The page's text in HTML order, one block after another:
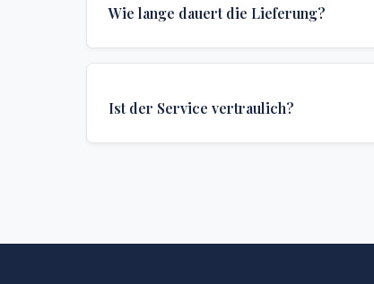
Authentifizierungen, die für offizielle
Wie lange dauert die Lieferung?
Lieferzeit hängt von Ihrem Standort und
Ist der Service vertraulich?